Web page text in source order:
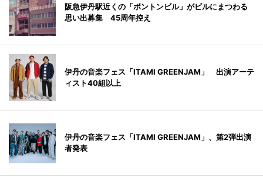
阪急伊丹駅近くの「ボントンビル」がビルにまつわる
思い出募集 45周年控え
伊丹の音楽フェス「ITAMI GREENJAM」 出演アーテ
ィスト40組以上
伊丹の音楽フェス「ITAMI GREENJAM」、第2弾出演
者発表